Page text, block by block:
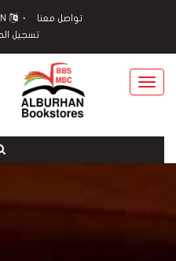
تواصل معنا
تسجيل
Toggle
navigation